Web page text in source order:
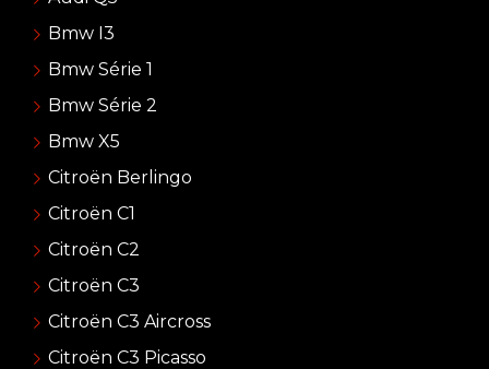
Bmw I3
Bmw Série 1
Bmw Série 2
Bmw X5
Citroën Berlingo
Citroën C1
Citroën C2
Citroën C3
Citroën C3 Aircross
Citroën C3 Picasso